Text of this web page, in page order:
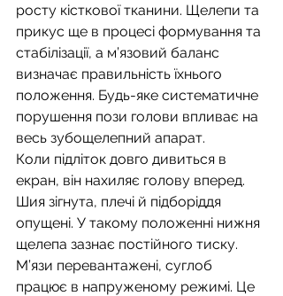
росту кісткової тканини. Щелепи та
прикус ще в процесі формування та
стабілізації, а м’язовий баланс
визначає правильність їхнього
положення. Будь-яке систематичне
порушення пози голови впливає на
весь зубощелепний апарат.
Коли підліток довго дивиться в
екран, він нахиляє голову вперед.
Шия зігнута, плечі й підборіддя
опущені. У такому положенні нижня
щелепа зазнає постійного тиску.
М’язи перевантажені, суглоб
працює в напруженому режимі. Це